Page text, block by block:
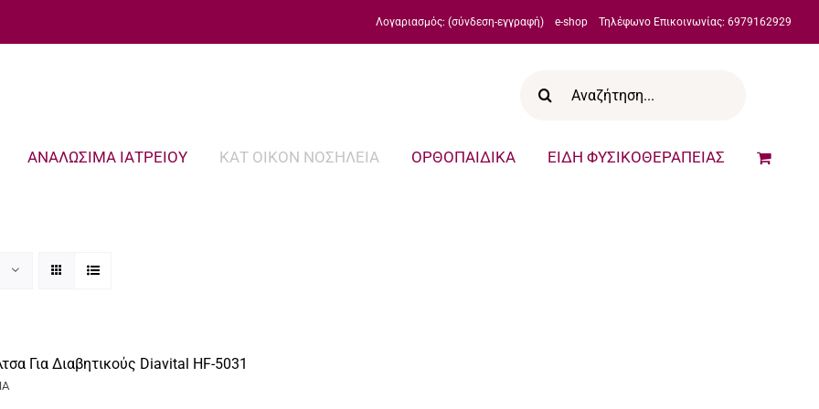
Λογαριασμός: (σύνδεση-εγγραφή) e-shop Τηλέφωνο Επικοινωνίας: 6979162929
για:
ΑΝΑΛΩΣΙΜΑ ΙΑΤΡΕΙΟΥ ΚΑΤ ΟΙΚΟΝ ΝΟΣΗΛΕΙΑ ΟΡΘΟΠΑΙΔΙΚΑ ΕΙΔΗ ΦΥΣΙΚΟΘΕΡΑΠΕΙΑΣ
Για Διαβητικούς Diavital HF-5031